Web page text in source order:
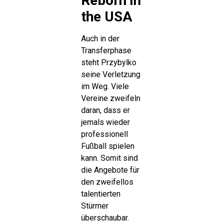
the USA
Auch in der
Transferphase
steht Przybylko
seine Verletzung
im Weg. Viele
Vereine zweifeln
daran, dass er
jemals wieder
professionell
Fußball spielen
kann. Somit sind
die Angebote für
den zweifellos
talentierten
Stürmer
überschaubar.